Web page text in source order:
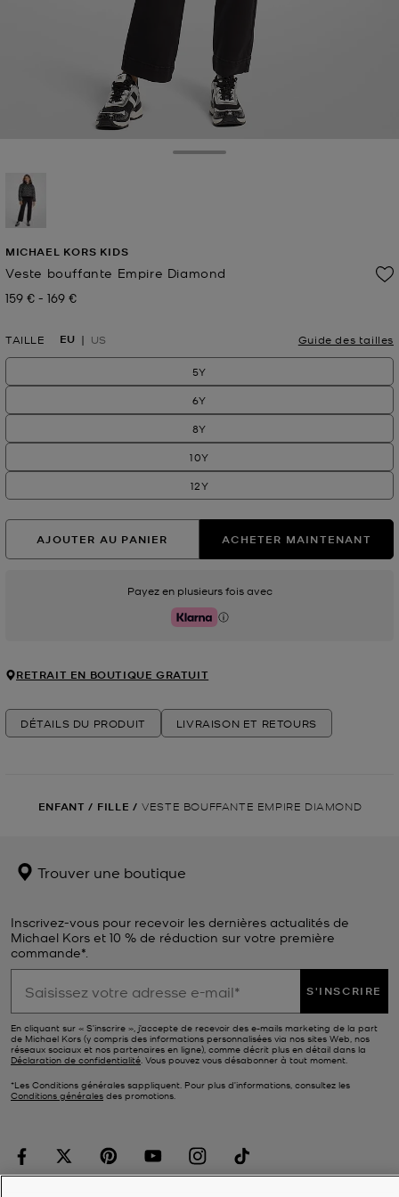
MICHAEL KORS KIDS
Veste bouffante Empire Diamond
Prix actuel
159 € -
à Prix actuel
169 €
TAILLE EU US Guide des tailles
5Y
6Y
8Y
10Y
12Y
AJOUTER AU PANIER ACHETER MAINTENANT
Payez en plusieurs fois avec
Klarna
RETRAIT EN BOUTIQUE GRATUIT
DÉTAILS DU PRODUIT LIVRAISON ET RETOURS
ENFANT / FILLE / VESTE BOUFFANTE EMPIRE DIAMOND
Trouver une boutique
Inscrivez-vous pour recevoir les dernières actualités de
Michael Kors et 10 % de réduction sur votre première
commande*.
S'INSCRIRE
En cliquant sur « S’inscrire », j’accepte de recevoir des e-mails marketing de la part
de Michael Kors (y compris des informations personnalisées via nos sites Web, nos
réseaux sociaux et nos partenaires en ligne), comme décrit plus en détail dans la
Déclaration de confidentialité. Vous pouvez vous désabonner à tout moment.
*Les Conditions générales sappliquent. Pour plus d’informations, consultez les
Conditions générales des promotions.